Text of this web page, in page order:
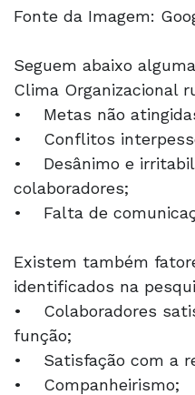
Fonte da Imagem:
Seguem abaixo
Clima Organizacional
• Metas não
• Conflitos
• Desânimo e
colaboradores;
• Falta de
Existem também
identificados na
• Colaboradores
função;
• Satisfação com a
• Companheirismo;